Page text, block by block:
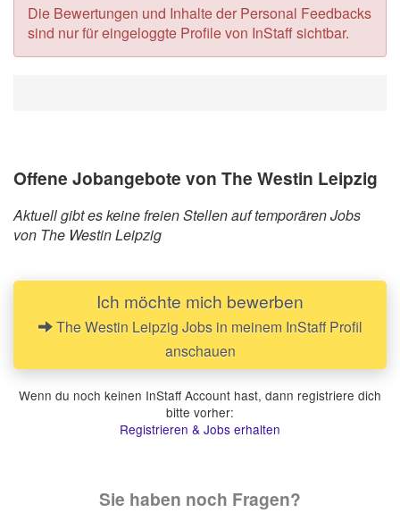
Die Bewertungen und Inhalte der Personal Feedbacks
sind nur für eingeloggte Profile von InStaff sichtbar.
Offene Jobangebote von The Westin Leipzig
Aktuell gibt es keine freien Stellen auf temporären Jobs
von The Westin Leipzig
Ich möchte mich bewerben
The Westin Leipzig Jobs in meinem InStaff Profil
anschauen
Wenn du noch keinen InStaff Account hast, dann registriere dich
bitte vorher:
Registrieren & Jobs erhalten
Sie haben noch Fragen?